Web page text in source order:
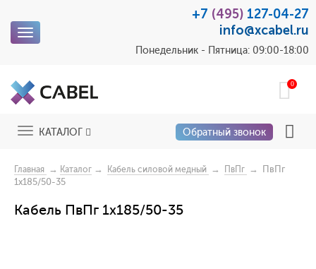
Toggle
+7 (495) 127-04-27
info@xcabel.ru
Понедельник - Пятница: 09:00-18:00
0
ToggleКАТАЛОГ Обратный звонок
Главная → Каталог → Кабель силовой медный → ПвПг → ПвПг
1x185/50-35
Кабель ПвПг 1x185/50-35